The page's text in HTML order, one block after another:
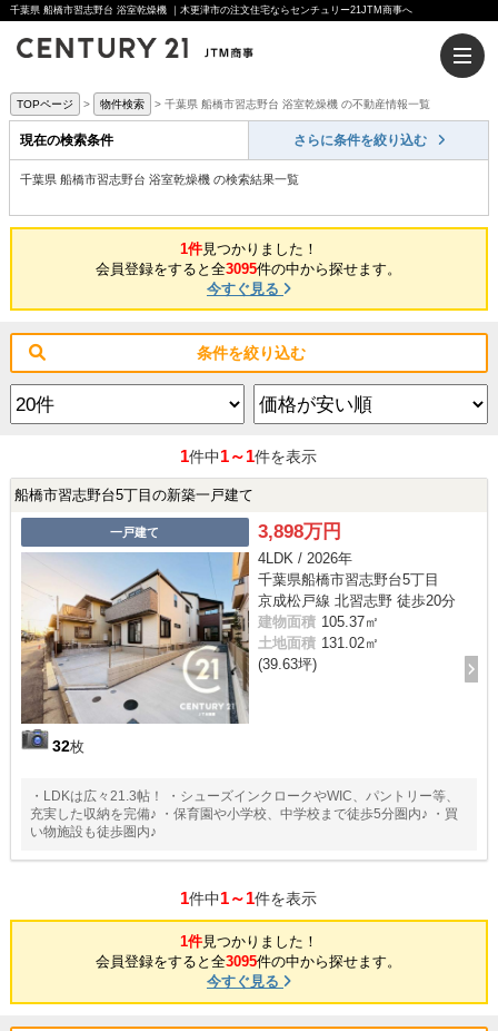
千葉県 船橋市習志野台 浴室乾燥機 ｜木更津市の注文住宅ならセンチュリー21JTM商事へ
TOPページ 物件検索 千葉県 船橋市習志野台 浴室乾燥機 の不動産情報一覧
現在の検索条件 さらに条件を絞り込む
千葉県 船橋市習志野台 浴室乾燥機 の検索結果一覧
1件見つかりました！
会員登録をすると全3095件の中から探せます。
今すぐ見る
条件を絞り込む
1件中1～1件を表示
船橋市習志野台5丁目の新築一戸建て
一戸建て
32枚
3,898万円
4LDK / 2026年
千葉県船橋市習志野台5丁目
京成松戸線 北習志野 徒歩20分
建物面積 105.37㎡
土地面積 131.02㎡
(39.63坪)
・LDKは広々21.3帖！ ・シューズインクロークやWIC、パントリー等、
充実した収納を完備♪ ・保育園や小学校、中学校まで徒歩5分圏内♪ ・買
い物施設も徒歩圏内♪
1件中1～1件を表示
1件見つかりました！
会員登録をすると全3095件の中から探せます。
今すぐ見る